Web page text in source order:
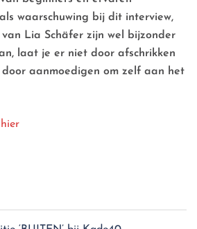
waarschuwing bij dit interview,
Lia Schäfer zijn wel bijzonder
laat je er niet door afschrikken
aanmoedigen om zelf aan het